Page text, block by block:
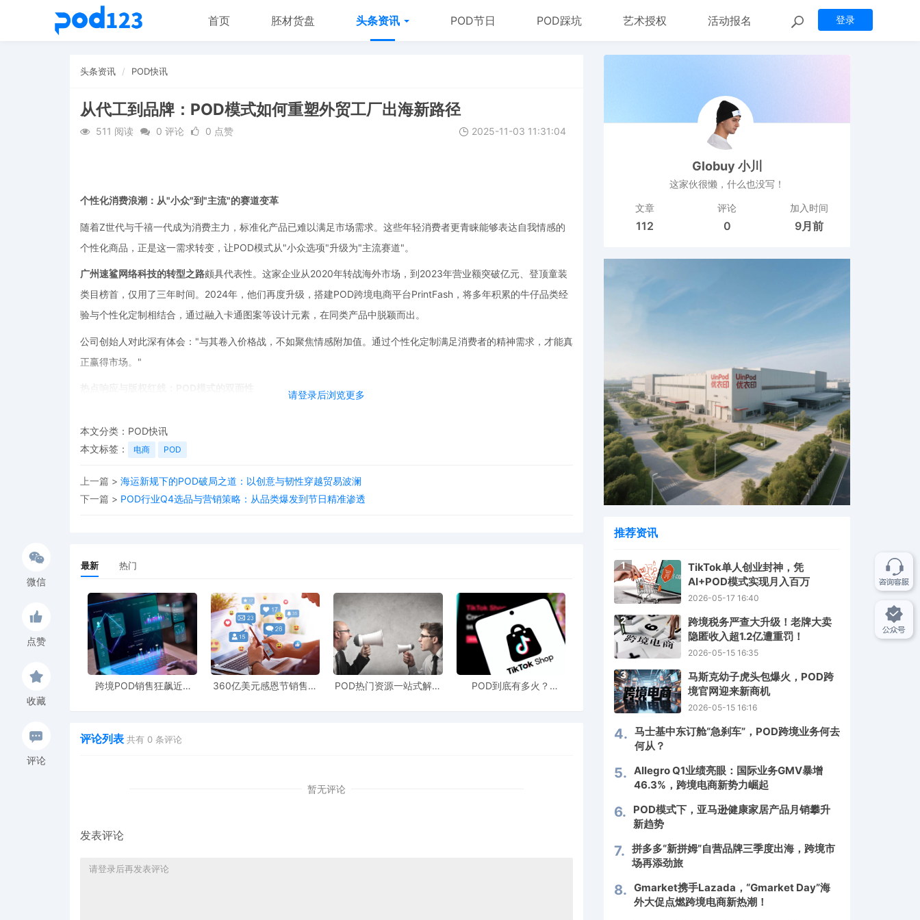
登录
首页 胚材货盘 头条资讯 POD节日 POD踩坑 艺术授权 活动报名
头条资讯 POD快讯
从代工到品牌：POD模式如何重塑外贸工厂出海新路径
511 阅读 0 评论 0 点赞 2025-11-03 11:31:04
请登录后浏览更多
个性化消费浪潮：从"小众"到"主流"的赛道变革
随着Z世代与千禧一代成为消费主力，标准化产品已难以满足市场需求。这些年轻消费者更青睐能够表达自我情感的
个性化商品，正是这一需求转变，让POD模式从"小众选项"升级为"主流赛道"。
广州速鲨网络科技的转型之路颇具代表性。这家企业从2020年转战海外市场，到2023年营业额突破亿元、登顶童装
类目榜首，仅用了三年时间。2024年，他们再度升级，搭建POD跨境电商平台PrintFash，将多年积累的牛仔品类经
验与个性化定制相结合，通过融入卡通图案等设计元素，在同类产品中脱颖而出。
公司创始人对此深有体会： "与其卷入价格战，不如聚焦情感附加值。通过个性化定制满足消费者的精神需求，才能真
正赢得市场。"
特朗普相关定制服饰，周边T恤产品在半天内就登上TikTok日销量榜首，充分展现了这一模式的爆发力。
然而，爆发式增长也伴随着潜在风险。未经授权使用明星肖像、影视
禁、高额索赔案例。这要求从业者必须坚守原创底线，确保素材独立性或获得合法授权。
表示更可能从提供定制服务的品牌购买。
成功案例的共性洞察：
JJ'sHouse ：这家2010年成立于苏州的品牌，将"情感仪式感"发挥到极致。用户可自主选择面料、剪裁与刺绣图案，
甚至上传照片定制专属花纹。通过"婚纱+配饰"的套餐定制模式，品牌复购率高达35%，业务覆盖190多个国家。
HTVRONT：作为湖南肆玖科技旗下的热压机品牌，其创新之处在于让消费者实现在马克杯、玻璃瓶、鞋子等物品上
了坚实的竞争壁垒。
POD市场持续扩张——年均增长率达25%，2034年规模预计突破1000亿美元，背后的竞争也将愈发激烈。
验"。
当商品的物理价值趋于同质化，情感价值将成为未来的定价核心。那些真正读懂消费者情感需求、能够将个性化定制
微信
点赞
收藏
评论
本文分类： POD快讯
本文标签：
电商 POD
上一篇 > 海运新规下的POD破局之道：以创意与韧性穿越贸易波澜
下一篇 > POD行业Q4选品与营销策略：从品类爆发到节日精准渗透
最新 热门
跨境POD销售狂飙近5
360亿美元感恩节销售额
POD热门资源一站式解决
POD到底有多火？
评论列表 共有 0 条评论
暂无评论
发表评论
Globuy 小川
这家伙很懒，什么也没写！
文章
112
评论
0
加入时间
9月前
推荐资讯
1
TikTok单人创业封神，凭
AI+POD模式实现月入百万
2026-05-17 16:40
2
跨境税务严查大升级！老牌大卖
隐匿收入超1.2亿遭重罚！
2026-05-15 16:35
3
马斯克幼子虎头包爆火，POD跨
境官网迎来新商机
2026-05-15 16:16
4. 马士基中东订舱“急刹车”，POD跨境业务何去
何从？
5. Allegro Q1业绩亮眼：国际业务GMV暴增
46.3%，跨境电商新势力崛起
6.
POD模式下，亚马逊健康家居产品月销攀升
新趋势
7. 拼多多“新拼姆”自营品牌三季度出海，跨境市
场再添劲旅
8. Gmarket携手Lazada，“Gmarket Day”海
外大促点燃跨境电商新热潮！